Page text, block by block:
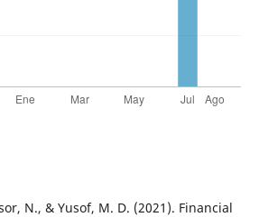
N., & Yusof, M. D. (2021). Financial